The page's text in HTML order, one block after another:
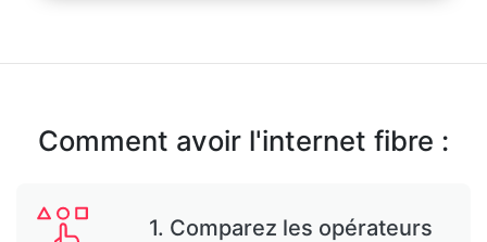
Comment avoir l'internet fibre :
1. Comparez les opérateurs